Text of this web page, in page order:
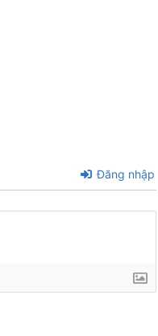
Đăng nhập